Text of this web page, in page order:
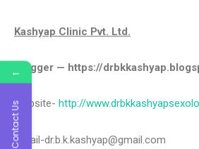
Kashyap Clinic Pvt. Ltd.
Blogger — https://
Website- http://
Gmail-dr.b.k.kashyap@gmail.com
←
Contact Us